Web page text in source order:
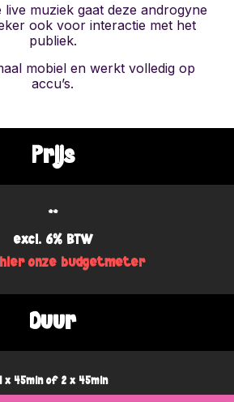
live muziek gaat deze androgyne
ook voor interactie met het
publiek.
mobiel en werkt volledig op
accu’s.
Prijs
**
excl. 6% BTW
onze budgetmeter
Duur
x 45min of 2 x 45min